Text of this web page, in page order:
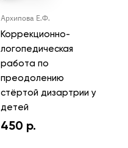
Архипова Е.Ф.
Коррекционно-
логопедическая
работа по
преодолению
стёртой дизартрии у
детей
450 р.